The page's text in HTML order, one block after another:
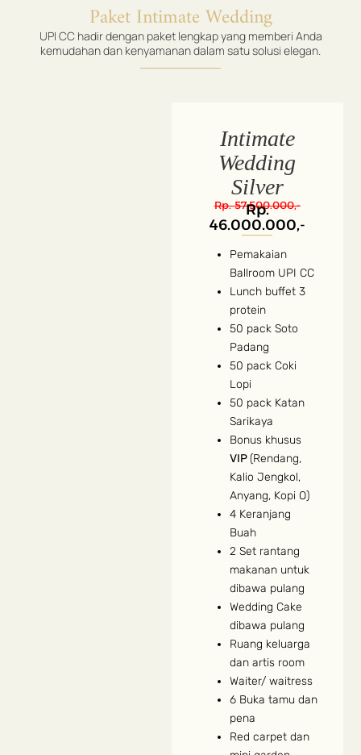
Paket Intimate Wedding
UPI CC hadir dengan paket lengkap yang memberi Anda
kemudahan dan kenyamanan dalam satu solusi elegan.
Intimate
Wedding
Silver
Rp. 57.500.000,-
Rp.
46.000.000,-
Pemakaian
Ballroom UPI CC
Lunch buffet 3
protein
50 pack Soto
Padang
50 pack Coki
Lopi
50 pack Katan
Sarikaya
Bonus khusus
VIP(Rendang,
Kalio Jengkol,
Anyang, Kopi O)
4 Keranjang
Buah
2 Set rantang
makanan untuk
dibawa pulang
Wedding Cake
dibawa pulang
Ruang keluarga
dan artis room
Waiter/ waitress
6 Buka tamu dan
pena
Red carpet dan